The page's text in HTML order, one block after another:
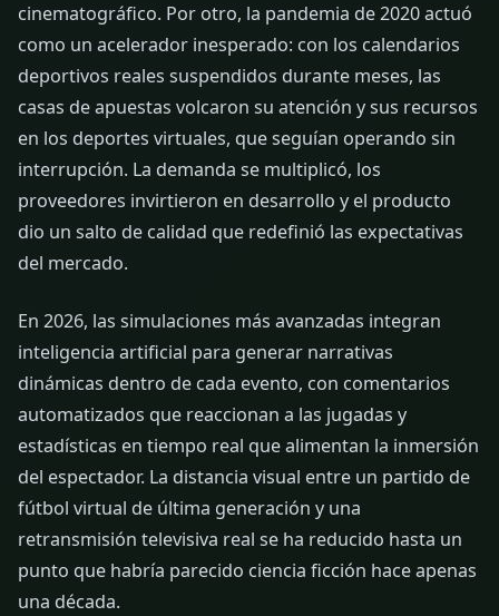
cinematográfico. Por otro, la pandemia de 2020 actuó
como un acelerador inesperado: con los calendarios
deportivos reales suspendidos durante meses, las
casas de apuestas volcaron su atención y sus recursos
en los deportes virtuales, que seguían operando sin
interrupción. La demanda se multiplicó, los
proveedores invirtieron en desarrollo y el producto
dio un salto de calidad que redefinió las expectativas
del mercado.
En 2026, las simulaciones más avanzadas integran
inteligencia artificial para generar narrativas
dinámicas dentro de cada evento, con comentarios
automatizados que reaccionan a las jugadas y
estadísticas en tiempo real que alimentan la inmersión
del espectador. La distancia visual entre un partido de
fútbol virtual de última generación y una
retransmisión televisiva real se ha reducido hasta un
punto que habría parecido ciencia ficción hace apenas
una década.